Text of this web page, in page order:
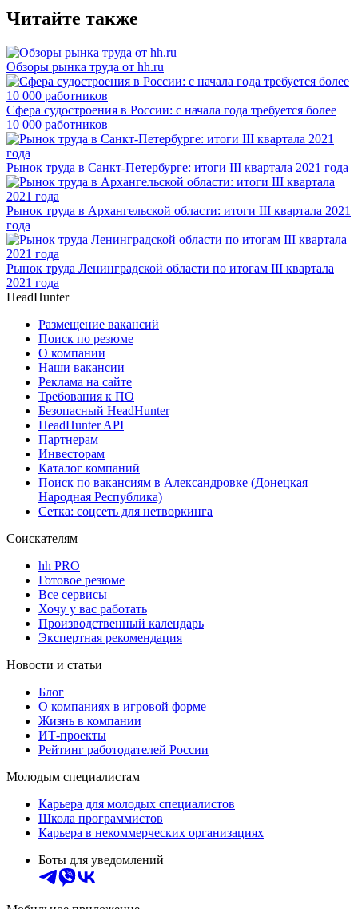
Читайте также
Обзоры рынка труда от hh.ru
Сфера судостроения в России: с начала года требуется более
10 000 работников
Рынок труда в Санкт-Петербурге: итоги III квартала 2021 года
Рынок труда в Архангельской области: итоги III квартала 2021
года
Рынок труда Ленинградской области по итогам III квартала
2021 года
HeadHunter
Размещение вакансий
Поиск по резюме
О компании
Наши вакансии
Реклама на сайте
Требования к ПО
Безопасный HeadHunter
HeadHunter API
Партнерам
Инвесторам
Каталог компаний
Поиск по вакансиям в Александровке (Донецкая
Народная Республика)
Сетка: соцсеть для нетворкинга
Соискателям
hh PRO
Готовое резюме
Все сервисы
Хочу у вас работать
Производственный календарь
Экспертная рекомендация
Новости и статьи
Блог
О компаниях в игровой форме
Жизнь в компании
ИТ-проекты
Рейтинг работодателей России
Молодым специалистам
Карьера для молодых специалистов
Школа программистов
Карьера в некоммерческих организациях
Боты для уведомлений